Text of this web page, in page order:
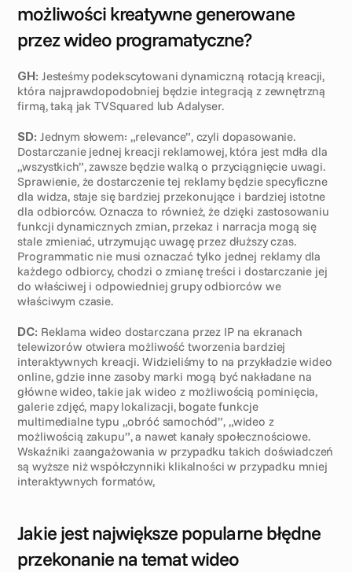
możliwości kreatywne generowane
przez wideo programatyczne?
GH: Jesteśmy podekscytowani dynamiczną rotacją kreacji,
która najprawdopodobniej będzie integracją z zewnętrzną
firmą, taką jak TVSquared lub Adalyser.
SD: Jednym słowem: „relevance”, czyli dopasowanie.
Dostarczanie jednej kreacji reklamowej, która jest mdła dla
„wszystkich”, zawsze będzie walką o przyciągnięcie uwagi.
Sprawienie, że dostarczenie tej reklamy będzie specyficzne
dla widza, staje się bardziej przekonujące i bardziej istotne
dla odbiorców. Oznacza to również, że dzięki zastosowaniu
funkcji dynamicznych zmian, przekaz i narracja mogą się
stale zmieniać, utrzymując uwagę przez dłuższy czas.
Programmatic nie musi oznaczać tylko jednej reklamy dla
każdego odbiorcy, chodzi o zmianę treści i dostarczanie jej
do właściwej i odpowiedniej grupy odbiorców we
właściwym czasie.
DC: Reklama wideo dostarczana przez IP na ekranach
telewizorów otwiera możliwość tworzenia bardziej
interaktywnych kreacji. Widzieliśmy to na przykładzie wideo
online, gdzie inne zasoby marki mogą być nakładane na
główne wideo, takie jak wideo z możliwością pominięcia,
galerie zdjęć, mapy lokalizacji, bogate funkcje
multimedialne typu „obróć samochód”, „wideo z
możliwością zakupu”, a nawet kanały społecznościowe.
Wskaźniki zaangażowania w przypadku takich doświadczeń
są wyższe niż współczynniki klikalności w przypadku mniej
interaktywnych formatów,
Jakie jest największe popularne błędne
przekonanie na temat wideo